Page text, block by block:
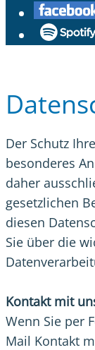
Der Schutz
besonderes
daher
gesetzlichen
diesen
Sie über die
Kontakt mit
Wenn Sie per
Mail Kontakt